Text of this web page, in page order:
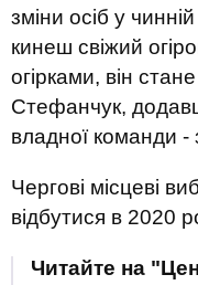
зміни осіб у
кинеш свіжий
огірками, він
Стефанчук,
владної команди -
Чергові місцеві
відбутися в 2020
Читайте на